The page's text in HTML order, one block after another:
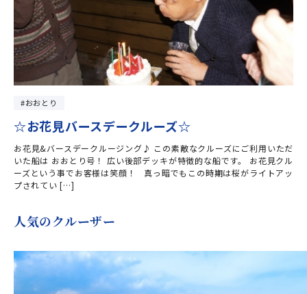
おおとり
☆お花見バースデークルーズ☆
お花見&バースデークルージング♪ この素敵なクルーズにご利用いただ
いた船は おおとり号！ 広い後部デッキが特徴的な船です。 お花見クル
ーズという事でお客様は笑顔！ 真っ暗でもこの時期は桜がライトアッ
プされてい […]
人気のクルーザー